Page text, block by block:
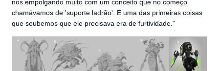
nos empolgando muito com um conceito que no começo
chamávamos de 'suporte ladrão'. E uma das primeiras coisas
que soubemos que ele precisava era de furtividade."